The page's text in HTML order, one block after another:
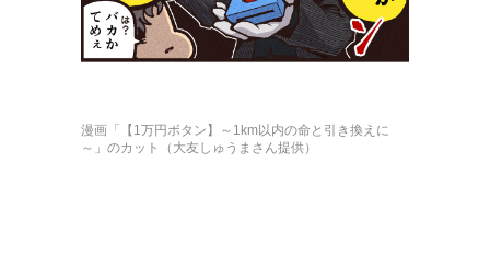
漫画「【1万円ボタン】～1km以内の命と引き換えに
～」のカット（大友しゅうまさん提供）